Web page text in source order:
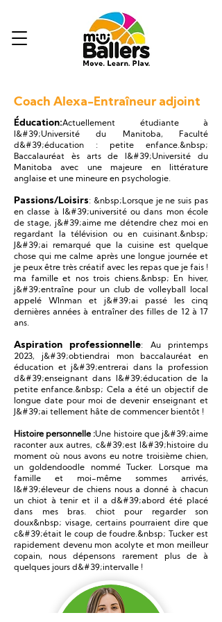
Coach Alexa-Entraîneur adjoint
Éducation:Actuellement étudiante à
l&#39;Université du Manitoba, Faculté
d&#39;éducation : petite enfance.&nbsp;
Baccalauréat ès arts de l&#39;Université du
Manitoba avec une majeure en littérature
anglaise et une mineure en psychologie.
Passions/Loisirs: &nbsp;Lorsque je ne suis pas
en classe à l&#39;université ou dans mon école
de stage, j&#39;aime me détendre chez moi en
regardant la télévision ou en cuisinant.&nbsp;
J&#39;ai remarqué que la cuisine est quelque
chose qui me calme après une longue journée et
je peux être très créatif avec les repas que je fais !
ma famille et nos trois chiens.&nbsp; En hiver,
j&#39;entraîne pour un club de volleyball local
appelé WInman et j&#39;ai passé les cinq
dernières années à entraîner des filles de 12 à 17
ans.
Aspiration professionnelle: Au printemps
2023, j&#39;obtiendrai mon baccalauréat en
éducation et j&#39;entrerai dans la profession
d&#39;enseignant dans l&#39;éducation de la
petite enfance.&nbsp; Cela a été un objectif de
longue date pour moi de devenir enseignant et
J&#39;ai tellement hâte de commencer bientôt !
Histoire personnelle :Une histoire que j&#39;aime
raconter aux autres, c&#39;est l&#39;histoire du
moment où nous avons eu notre troisième chien,
un goldendoodle nommé Tucker. Lorsque ma
famille et moi-même sommes arrivés,
l&#39;éleveur de chiens nous a donné à chacun
un chiot à tenir et il a d&#39;abord été placé
dans mes bras. chiot pour regarder son
doux&nbsp; visage, certains pourraient dire que
c&#39;était le coup de foudre.&nbsp; Tucker est
rapidement devenu mon acolyte et mon meilleur
copain, nous dépensons rarement plus de à
quelques jours d&#39;intervalle !